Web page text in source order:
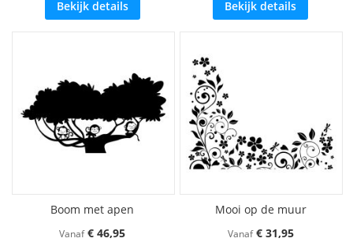
Bekijk details
Bekijk details
Boom met apen
Vanaf € 46,95
Mooi op de muur
Vanaf € 31,95